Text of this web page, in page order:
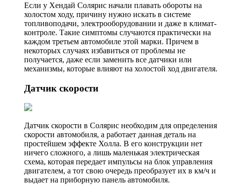
Если у Хендай Солярис начали плавать обороты на
холостом ходу, причину нужно искать в системе
топливоподачи, электрооборудовании и даже в климат-
контроле. Такие симптомы случаются практически на
каждом третьем автомобиле этой марки. Причем в
некоторых случаях избавиться от проблемы не
получается, даже если заменить все датчики или
механизмы, которые влияют на холостой ход двигателя.
Датчик скорости
Датчик скорости в Солярис необходим для определения
скорости автомобиля, а работает данная деталь на
простейшем эффекте Холла. В его конструкции нет
ничего сложного, а лишь маленькая электрическая
схема, которая передает импульсы на блок управления
двигателем, а тот свою очередь преобразует их в км/ч и
выдает на приборную панель автомобиля.